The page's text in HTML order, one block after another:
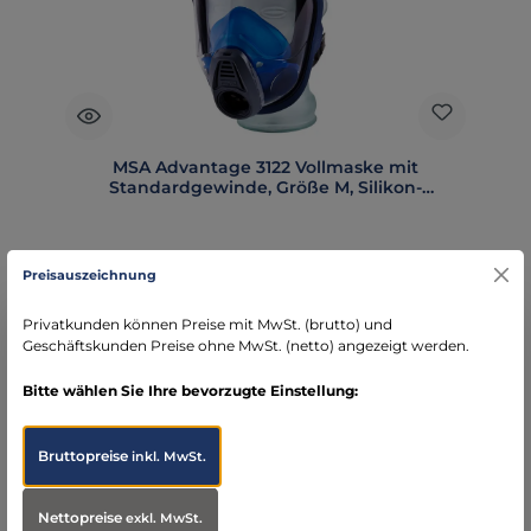
MSA Advantage 3122 Vollmaske mit
Standardgewinde, Größe M, Silikon-
Regulärer Preis:
209,00 €
Preise exkl. MwSt. zzgl. Versandkosten
Details
Preisauszeichnung
Privatkunden können Preise mit MwSt. (brutto) und
Geschäftskunden Preise ohne MwSt. (netto) angezeigt werden.
Bitte wählen Sie Ihre bevorzugte Einstellung:
Bruttopreiseinkl. MwSt.
Nettopreiseexkl. MwSt.